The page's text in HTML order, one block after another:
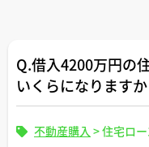
Q.借入4200万円の
いくらになりますか
不動産購入 >住宅ロ